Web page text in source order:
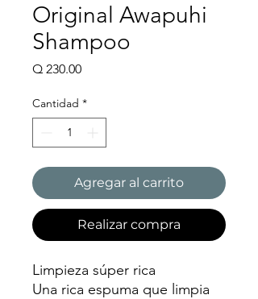
Original Awapuhi
Shampoo
Q 230.00Precio
Cantidad *
Agregar al carrito
Realizar compra
Limpieza súper rica
Una rica espuma que limpia